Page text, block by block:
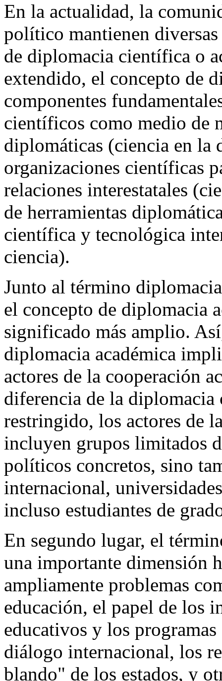
En la actualidad, la
político mantienen
de diplomacia científica o
extendido, el concepto de
componentes
científicos como medio de
diplomáticas (ciencia en la
organizaciones científicas
relaciones interestatales
de herramientas
científica y tecnológica
ciencia).
Junto al término
el concepto de diplomacia
significado más amplio.
diplomacia académica
actores de la cooperación
diferencia de la
restringido, los actores de
incluyen grupos limitados
políticos concretos, sino
internacional,
incluso estudiantes de
En segundo lugar, el
una importante dimensión
ampliamente problemas
educación, el papel de los
educativos y los
diálogo internacional, los
blando" de los estados, y